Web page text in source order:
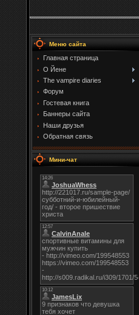
Меню сайта
Главная страница
О Йене
The vampire diaries
Форум
Гостевая книга
Баннеры сайта
Наши друзья
Обратная связь
Мини-чат